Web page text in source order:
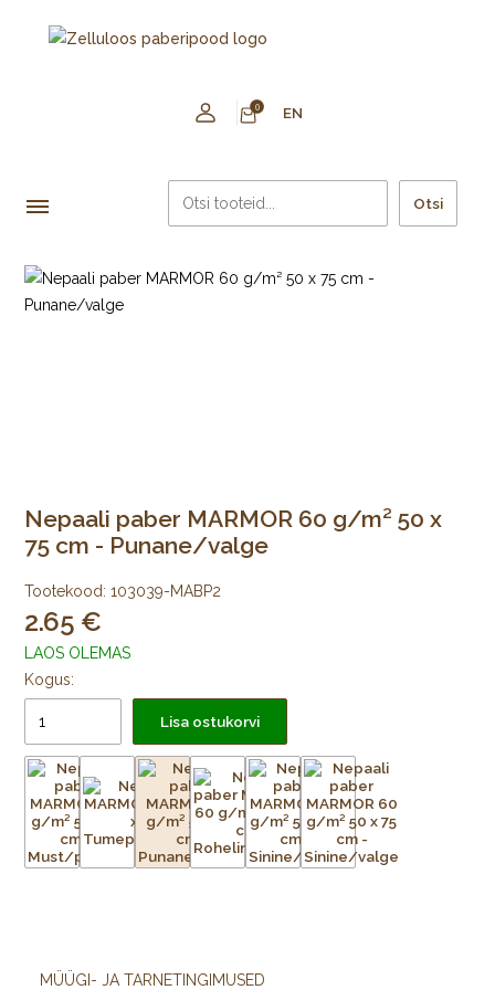
0 EN
Otsi
Nepaali paber MARMOR 60 g/m² 50 x
75 cm - Punane/valge
Tootekood: 103039-MABP2
2.65
LAOS OLEMAS
Kogus:
Lisa ostukorvi
MÜÜGI- JA TARNETINGIMUSED